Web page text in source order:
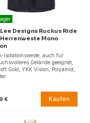
Designs Ruckus Ride
Mono
Isolationsweste, auch für
Gelände geeignet,
Gold, YKK Vislon, Polyamid,
€ Kaufen